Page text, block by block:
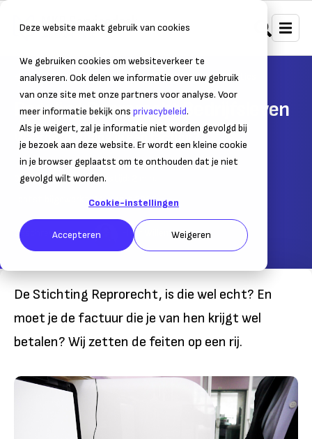
Deze website maakt gebruik van cookies
We gebruiken cookies om websiteverkeer te
analyseren. Ook delen we informatie over uw gebruik
van onze site met onze partners voor analyse. Voor
meer informatie bekijk ons privacybeleid.
Als je weigert, zal je informatie niet worden gevolgd bij
je bezoek aan deze website. Er wordt een kleine cookie
in je browser geplaatst om te onthouden dat je niet
gevolgd wilt worden.
Cookie-instellingen
Accepteren Weigeren
Home Juridisch Merk- en octrooirecht & licenties
Regeling Reprorecht Bedrijfsleven
Waarom ontvang je een factuur?
04 februari 2020– Leestijd:
Laatst bijgewerkt:11 maart 2025
Geschreven door: Fleur Willemsen
De Stichting Reprorecht, is die wel echt? En
moet je de factuur die je van hen krijgt wel
betalen? Wij zetten de feiten op een rij.